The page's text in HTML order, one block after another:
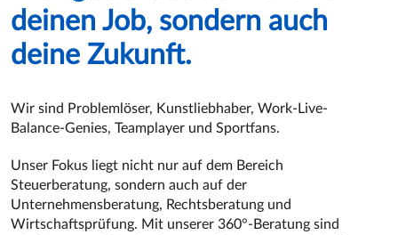
deinen Job, sondern auch
deine Zukunft.
Wir sind Problemlöser, Kunstliebhaber, Work-Live-
Balance-Genies, Teamplayer und Sportfans.
Unser Fokus liegt nicht nur auf dem Bereich
Steuerberatung, sondern auch auf der
Unternehmensberatung, Rechtsberatung und
Wirtschaftsprüfung. Mit unserer 360°-Beratung sind